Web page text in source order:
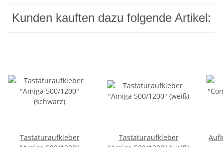
Kunden kauften dazu folgende Artikel:
Tastaturaufkleber
Tastaturaufkleber